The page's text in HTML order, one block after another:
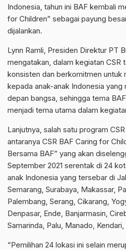
Indonesia, tahun ini BAF kembali
for Children” sebagai payung
dijalankan.
Lynn Ramli, Presiden Direktur PT
mengatakan, dalam kegiatan CSR
konsisten dan berkomitmen untuk
kepada anak-anak Indonesia yang
depan bangsa, sehingga tema
menjadi tema utama dalam
Lanjutnya, salah satu program
antaranya CSR BAF Caring for
Bersama BAF” yang akan
September 2021 serentak di 24
anak Indonesia yang tersebar di
Semarang, Surabaya, Makassar,
Palembang, Serang, Cikarang,
Denpasar, Ende, Banjarmasin,
Samarinda, Palu, Manado,
“Pemilihan 24 lokasi ini selain